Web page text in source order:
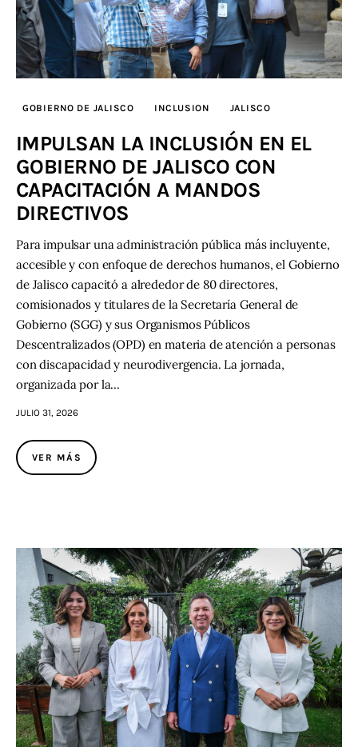
GOBIERNO DE JALISCO INCLUSION JALISCO
IMPULSAN LA INCLUSIÓN EN EL
GOBIERNO DE JALISCO CON
CAPACITACIÓN A MANDOS
DIRECTIVOS
Para impulsar una administración pública más incluyente,
accesible y con enfoque de derechos humanos, el Gobierno
de Jalisco capacitó a alrededor de 80 directores,
comisionados y titulares de la Secretaría General de
Gobierno (SGG) y sus Organismos Públicos
Descentralizados (OPD) en materia de atención a personas
con discapacidad y neurodivergencia. La jornada,
organizada por la…
JULIO 31, 2026
VER MÁS